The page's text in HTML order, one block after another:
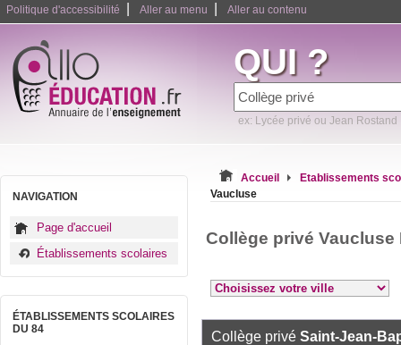
Politique d'accessibilité Aller au menu Aller au contenu
QUI ?
ex: Lycée privé ou Jean Rostand
NAVIGATION
Page d'accueil
Établissements scolaires
ÉTABLISSEMENTS SCOLAIRES
DU 84
Accueil
Etablissements
Vaucluse
Collège privé Vaucluse
Collège privé Saint-Jean-